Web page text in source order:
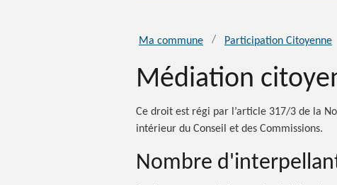
Ma commune Participation Citoyenne
Médiation
Ce droit est régi par l’article 317/3 de la
intérieur du Conseil et des Commissions.
Nombre